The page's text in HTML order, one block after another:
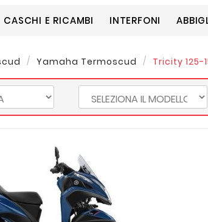
CASCHI E RICAMBI INTERFONI
Yamaha Termoscud Tricity 125-